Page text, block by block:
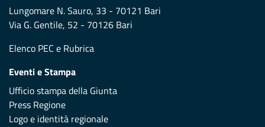
Lungomare N. Sauro, 33 - 70121 Bari
Via G. Gentile, 52 - 70126 Bari
Elenco PEC e Rubrica
Eventi e Stampa
Ufficio stampa della Giunta
Press Regione
Logo e identità regionale